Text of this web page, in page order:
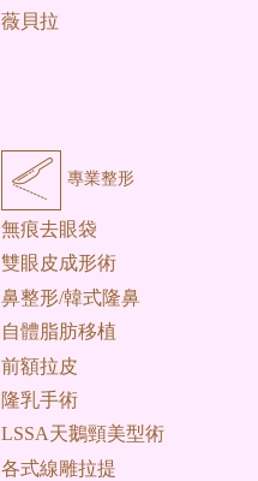
薇貝拉
專業整形
無痕去眼袋
雙眼皮成形術
鼻整形/韓式隆鼻
自體脂肪移植
前額拉皮
隆乳手術
LSSA天鵝頸美型術
各式線雕拉提